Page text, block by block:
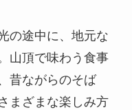
の途中に、地元な
山頂で味わう食事
昔ながらのそば
まざまな楽しみ方